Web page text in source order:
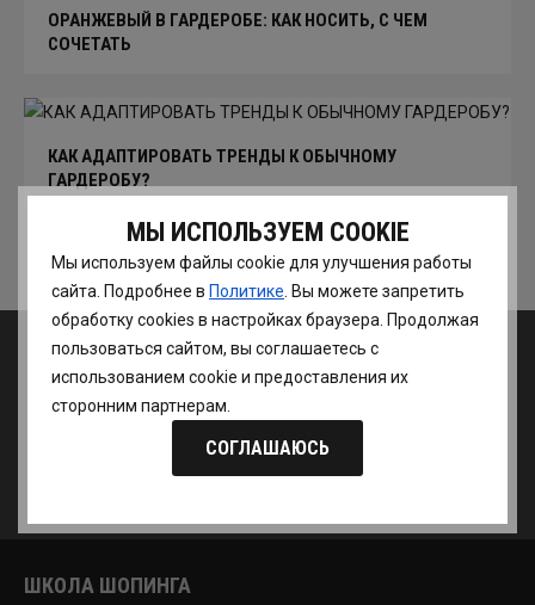
МЫ ИСПОЛЬЗУЕМ COOKIE
Мы используем файлы cookie для улучшения работы
сайта. Подробнее в Политике . Вы можете запретить
обработку сookies в настройках браузера. Продолжая
пользоваться сайтом, вы соглашаетесь с
использованием cookie и предоставления их
сторонним партнерам.
СОГЛАШАЮСЬ
ОРАНЖЕВЫЙ В ГАРДЕРОБЕ: КАК НОСИТЬ, С ЧЕМ
СОЧЕТАТЬ
КАК АДАПТИРОВАТЬ ТРЕНДЫ К ОБЫЧНОМУ
ГАРДЕРОБУ?
Еще статьи
Школа шоппинга
Присоединяйтесь к нам
ШКОЛА ШОПИНГА